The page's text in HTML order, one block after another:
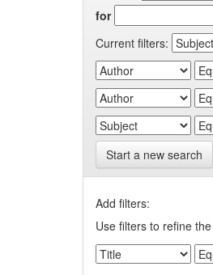
for
Current filters:
Start a new search
Add filters:
Use filters to refine